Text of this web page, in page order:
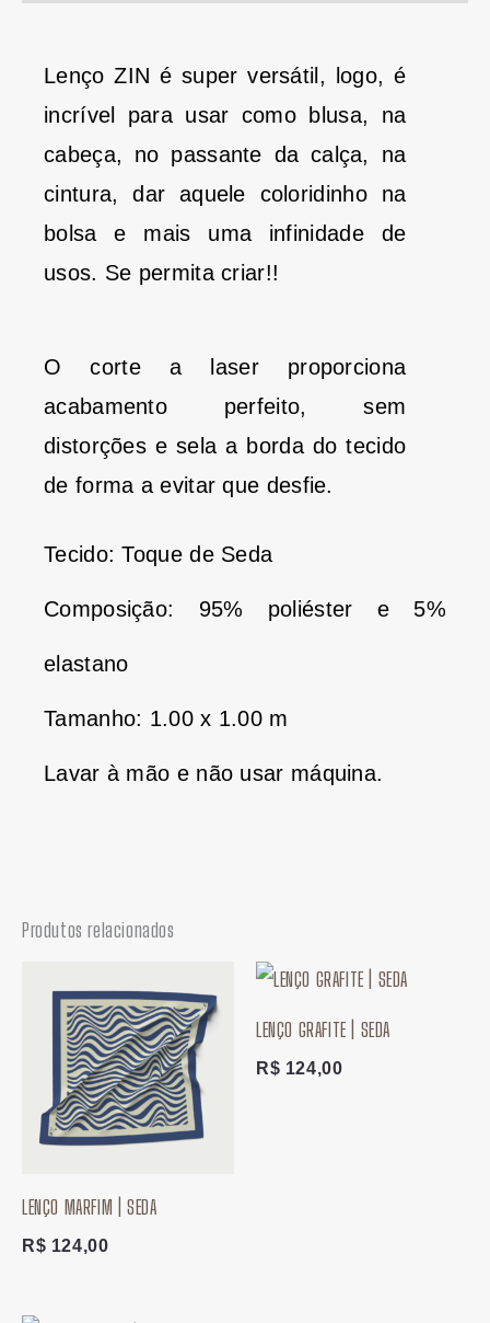
Lenço ZIN é super versátil, logo, é
incrível para usar como blusa, na
cabeça, no passante da calça, na
cintura, dar aquele coloridinho na
bolsa e mais uma infinidade de
usos. Se permita criar!!
O corte a laser proporciona
acabamento perfeito, sem
distorções e sela a borda do tecido
de forma a evitar que desfie.
Tecido: Toque de Seda
Composição: 95% poliéster e 5%
elastano
Tamanho: 1.00 x 1.00 m
Lavar à mão e não usar máquina.
Produtos relacionados
LENÇO MARFIM | SEDA
R$ 124,00
LENÇO GRAFITE | SEDA
R$ 124,00